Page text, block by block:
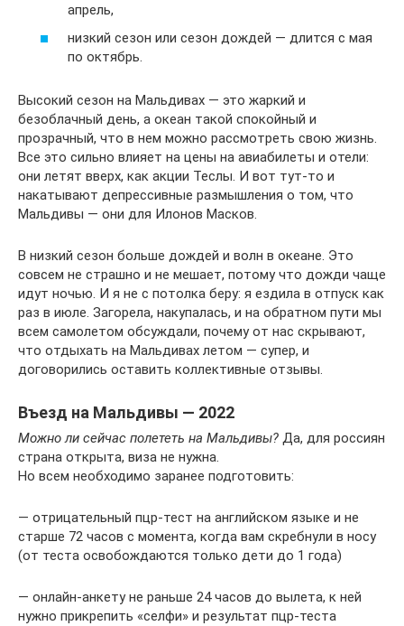
апрель,
низкий сезон или сезон дождей — длится с мая
по октябрь.
Высокий сезон на Мальдивах — это жаркий и
безоблачный день, а океан такой спокойный и
прозрачный, что в нем можно рассмотреть свою жизнь.
Все это сильно влияет на цены на авиабилеты и отели:
они летят вверх, как акции Теслы. И вот тут-то и
накатывают депрессивные размышления о том, что
Мальдивы — они для Илонов Масков.
В низкий сезон больше дождей и волн в океане. Это
совсем не страшно и не мешает, потому что дожди чаще
идут ночью. И я не с потолка беру: я ездила в отпуск как
раз в июле. Загорела, накупалась, и на обратном пути мы
всем самолетом обсуждали, почему от нас скрывают,
что отдыхать на Мальдивах летом — супер, и
договорились оставить коллективные отзывы.
Въезд на Мальдивы — 2022
Можно ли сейчас полететь на Мальдивы? Да, для россиян
страна открыта, виза не нужна.
Но всем необходимо заранее подготовить:
— отрицательный пцр-тест на английском языке и не
старше 72 часов с момента, когда вам скребнули в носу
(от теста освобождаются только дети до 1 года)
— онлайн-анкету не раньше 24 часов до вылета, к ней
нужно прикрепить «селфи» и результат пцр-теста